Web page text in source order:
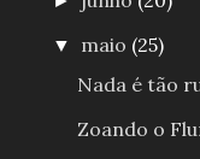
▼ maio (25)
Nada é tão
Zoando o